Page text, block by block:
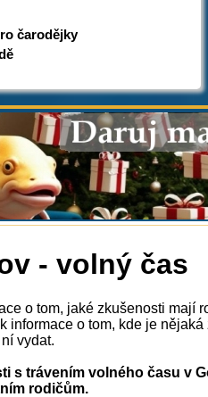
čarodějky
- volný čas
o tom, jaké zkušenosti mají
informace o tom, kde je
vydat.
s trávením volného času v
rodičům.